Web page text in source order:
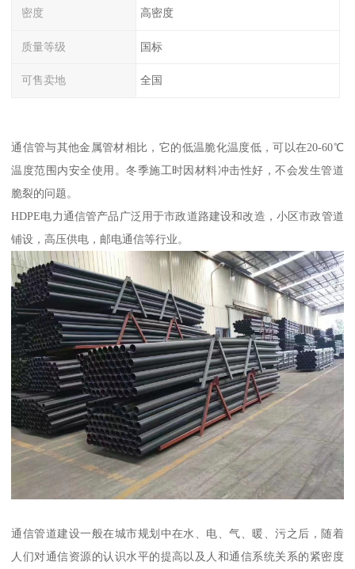
密度 高密度
质量等级 国标
可售卖地 全国
通信管与其他金属管材相比，它的低温脆化温度低，可以在20-60℃
温度范围内安全使用。冬季施工时因材料冲击性好，不会发生管道
脆裂的问题。
HDPE电力通信管产品广泛用于市政道路建设和改造，小区市政管道
铺设，高压供电，邮电通信等行业。
通信管道建设一般在城市规划中在水、电、气、暖、污之后，随着
人们对通信资源的认识水平的提高以及人和通信系统关系的紧密度